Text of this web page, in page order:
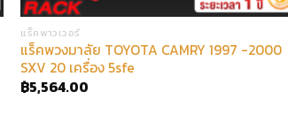
แร็คพาวเวอร์
แร็คพวงมาลัย TOYOTA CAMRY 1997 -2000
SXV 20 เครื่อง 5sfe
฿5,564.00